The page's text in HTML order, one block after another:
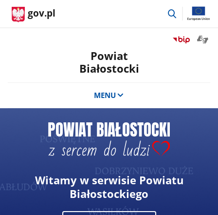
gov.pl
przejdź
Przejdź
Powiat
Białostocki
MENU
Witamy w serwisie Powiatu
Białostockiego